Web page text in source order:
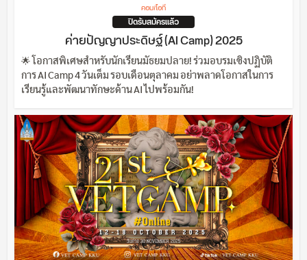
คอม/ไอที
ปิดรับสมัครแล้ว
ค่ายปัญญาประดิษฐ์ (AI Camp) 2025
🌟 โอกาสพิเศษสำหรับนักเรียนมัธยมปลาย! ร่วมอบรมเชิงปฏิบัติ
การ AI Camp 4 วันเต็ม รอบเดือนตุลาคม อย่าพลาดโอกาสในการ
เรียนรู้และพัฒนาทักษะด้าน AI ไปพร้อมกัน!